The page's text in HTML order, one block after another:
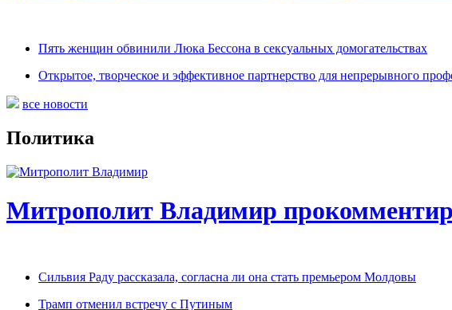
Пять женщин обвинили Люка Бессона в сексуальных домогательствах
Открытое, творческое и эффективное партнерство для непрерывного
все новости
Политика
Митрополит Владимир
Сильвия Раду рассказала, согласна ли она стать премьером Молдовы
Трамп отменил встречу с Путиным